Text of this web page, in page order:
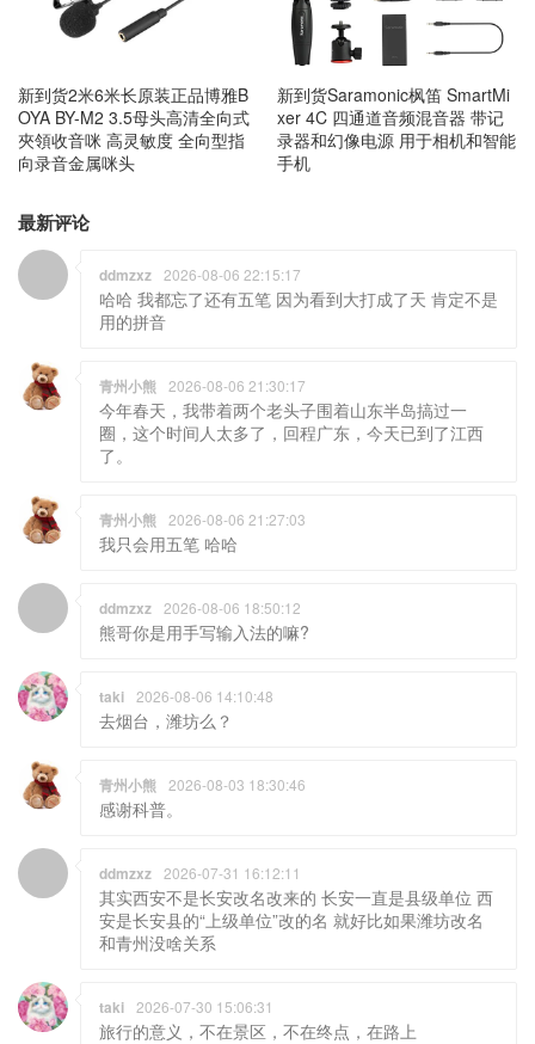
新到货2米6米长原装正品博雅B
OYA BY-M2 3.5母头高清全向式
夾領收音咪 高灵敏度 全向型指
向录音金属咪头
新到货Saramonic枫笛 SmartMi
xer 4C 四通道音频混音器 带记
录器和幻像电源 用于相机和智能
手机
最新评论
ddmzxz 2026-08-06 22:15:17
哈哈 我都忘了还有五笔 因为看到大打成了天 肯定不是
用的拼音
青州小熊 2026-08-06 21:30:17
今年春天，我带着两个老头子围着山东半岛搞过一
圈，这个时间人太多了，回程广东，今天已到了江西
了。
青州小熊 2026-08-06 21:27:03
我只会用五笔 哈哈
ddmzxz 2026-08-06 18:50:12
熊哥你是用手写输入法的嘛?
taki 2026-08-06 14:10:48
去烟台，潍坊么？
青州小熊 2026-08-03 18:30:46
感谢科普。
ddmzxz 2026-07-31 16:12:11
其实西安不是长安改名改来的 长安一直是县级单位 西
安是长安县的“上级单位”改的名 就好比如果潍坊改名
和青州没啥关系
taki 2026-07-30 15:06:31
旅行的意义，不在景区，不在终点，在路上